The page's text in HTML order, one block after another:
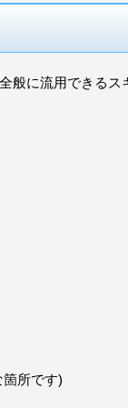
般に流用できるス
所です)